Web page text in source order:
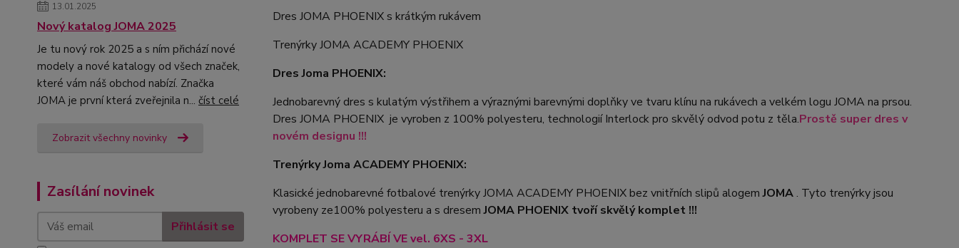
13.01.2025
Nový katalog JOMA 2025
Je tu nový rok 2025 a s ním přichází nové
modely a nové katalogy od všech značek,
které vám náš obchod nabízí. Značka
JOMA je první která zveřejnila n... číst celé
Zobrazit všechny novinky
Zasílání novinek
Přihlásit se
Dres JOMA PHOENIX s krátkým rukávem
Trenýrky JOMA ACADEMY PHOENIX
Dres Joma PHOENIX:
Jednobarevný dres s kulatým výstřihem a výraznými barevnými doplňky ve tvaru klínu na rukávech a velkém logu JOMA na prsou.
Dres JOMA PHOENIX je vyroben z 100% polyesteru, technologií Interlock pro skvělý odvod potu z těla.Prostě super dres v
novém designu !!!
Trenýrky Joma ACADEMY PHOENIX:
Klasické jednobarevné fotbalové trenýrky JOMA ACADEMY PHOENIX bez vnitřních slipů alogemJOMA. Tyto trenýrky jsou
vyrobeny ze100% polyesteru a s dresemJOMA PHOENIX tvoří skvělý komplet !!!
KOMPLET SE VYRÁBÍ VE vel. 6XS - 3XL